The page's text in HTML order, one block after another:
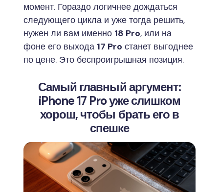
момент. Гораздо логичнее дождаться
следующего цикла и уже тогда решить,
нужен ли вам именно 18 Pro, или на
фоне его выхода 17 Pro станет выгоднее
по цене. Это беспроигрышная позиция.
Самый главный аргумент:
iPhone 17 Pro уже слишком
хорош, чтобы брать его в
спешке